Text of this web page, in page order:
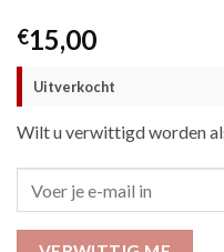
€15,00
Uitverkocht
Wilt u verwittigd worden